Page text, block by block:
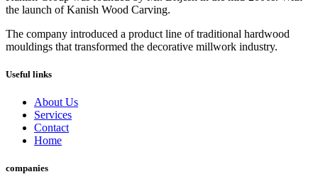
the launch of Kanish Wood Carving.
The company introduced a product line of traditional hardwood
mouldings that transformed the decorative millwork industry.
Useful links
About Us
Services
Contact
Home
companies